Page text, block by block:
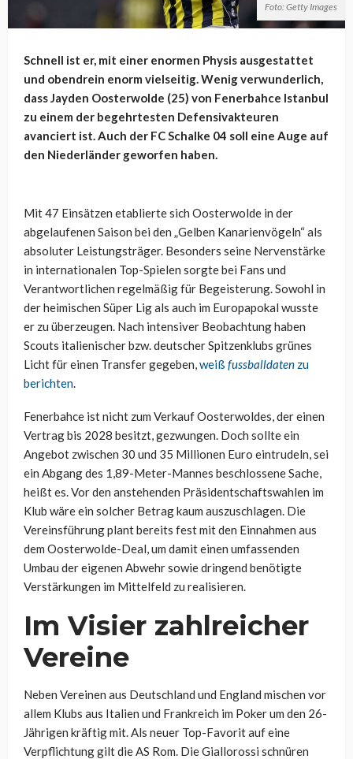
Foto: Getty Images
Schnell ist er, mit einer enormen Physis ausgestattet
und obendrein enorm vielseitig. Wenig verwunderlich,
dass Jayden Oosterwolde (25) von Fenerbahce Istanbul
zu einem der begehrtesten Defensivakteuren
avanciert ist. Auch der FC Schalke 04 soll eine Auge auf
den Niederländer geworfen haben.
Mit 47 Einsätzen etablierte sich Oosterwolde in der
abgelaufenen Saison bei den „Gelben Kanarienvögeln“ als
absoluter Leistungsträger. Besonders seine Nervenstärke
in internationalen Top-Spielen sorgte bei Fans und
Verantwortlichen regelmäßig für Begeisterung. Sowohl in
der heimischen Süper Lig als auch im Europapokal wusste
er zu überzeugen. Nach intensiver Beobachtung haben
Scouts italienischer bzw. deutscher Spitzenklubs grünes
Licht für einen Transfer gegeben,weiß fussballdaten zu
berichten.
Fenerbahce ist nicht zum Verkauf Oosterwoldes, der einen
Vertrag bis 2028 besitzt, gezwungen. Doch sollte ein
Angebot zwischen 30 und 35 Millionen Euro eintrudeln, sei
ein Abgang des 1,89-Meter-Mannes beschlossene Sache,
heißt es. Vor den anstehenden Präsidentschaftswahlen im
Klub wäre ein solcher Betrag kaum auszuschlagen. Die
Vereinsführung plant bereits fest mit den Einnahmen aus
dem Oosterwolde-Deal, um damit einen umfassenden
Umbau der eigenen Abwehr sowie dringend benötigte
Verstärkungen im Mittelfeld zu realisieren.
Im Visier zahlreicher
Vereine
Neben Vereinen aus Deutschland und England mischen vor
allem Klubs aus Italien und Frankreich im Poker um den 26-
Jährigen kräftig mit. Als neuer Top-Favorit auf eine
Verpflichtung gilt die AS Rom. Die Giallorossi schnüren